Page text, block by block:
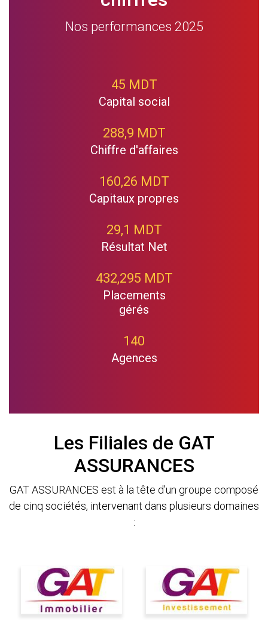
Nos performances 2025
45 MDT
Capital social
288,9 MDT
Chiffre d'affaires
160,26 MDT
Capitaux propres
29,1 MDT
Résultat Net
432,295 MDT
Placements
gérés
140
Agences
Les Filiales de GAT
ASSURANCES
GAT ASSURANCES est à la tête d’un groupe composé
de cinq sociétés, intervenant dans plusieurs domaines
: